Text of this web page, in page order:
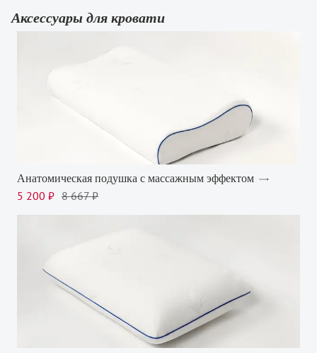
Аксессуары для кровати
Анатомическая подушка с массажным эффектом
5 200 ₽ 8 667 ₽